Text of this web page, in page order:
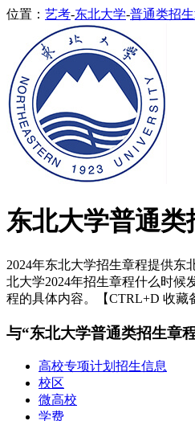
位置： 艺考-东北大学-普通类招
东北大学普通类
2024年东北大学招生章程提供东
北大学2024年招生章程什么时候
程的具体内容。【CTRL+D 收藏
与“东北大学普通类招生章
高校专项计划招生信息
校区
微高校
学费